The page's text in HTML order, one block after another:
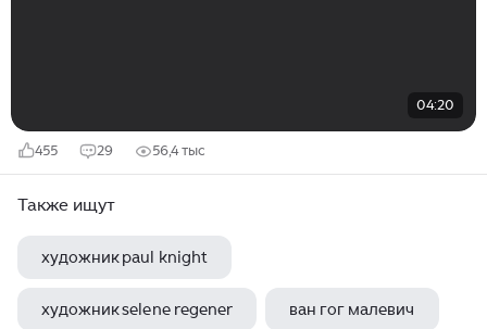
04:20
455 29 56,4 тыс
Также ищут
художник paul knight
художник selene regener ван гог малевич